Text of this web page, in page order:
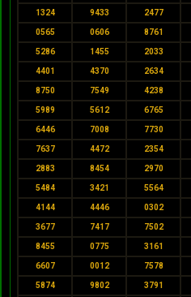
1324 9433 2477
0565 0606 8761
5286 1455 2033
4401 4370 2634
8750 7549 4238
5989 5612 6765
6446 7008 7730
7637 4472 2354
2883 8454 2970
5484 3421 5564
4144 4446 0302
3677 7417 7502
8455 0775 3161
6607 0012 7578
5874 9802 3791